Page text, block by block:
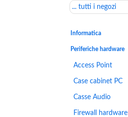
... tutti i negozi
Informatica
Periferiche hardware
Access Point
Case cabinet PC
Casse Audio
Firewall hardware